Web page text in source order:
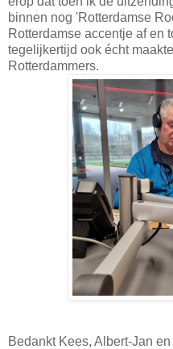
binnen nog 'Rotterdamse
Rotterdamse accentje af en
tegelijkertijd ook écht
Rotterdammers.
Bedankt Kees, Albert-Jan